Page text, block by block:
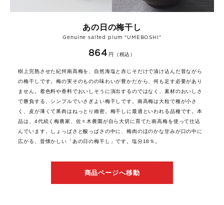
あの日の梅干し
Genuine salted plum "UMEBOSHI"
864 円（税込）
樹上完熟させた紀州南高梅を、自然海塩と赤じそだけで漬け込んだ昔ながら
の梅干しです。梅の実そのものの味わいが豊かだから、何も足す必要があり
ません。着色料や香料でおいしそうに演出するのではなく、素材のおいしさ
で勝負する、シンプルでいさぎよい梅干しです。南高梅は大粒で種が小さ
く、皮が薄くて果肉はねっとり緻密。梅干しに最適といわれる品種です。本
品は、4代続く梅農家、佐々木農園が自ら大切に育てた南高梅を使って仕込
んでいます。しょっぱさと酸っぱさの中に、梅肉のほのかな甘みが口の中に
広がる、昔懐かしい「あの日の梅干し」です。塩分18％。
商品ページへ移動